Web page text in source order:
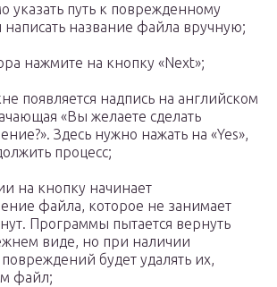
указать путь к поврежденному
название файла вручную;
нажмите на кнопку «Next»;
появляется надпись на английском
«Вы желаете сделать
Здесь нужно нажать на «Yes»,
процесс;
на кнопку начинает
файла, которое не занимает
Программы пытается вернуть
виде, но при наличии
будет удалять их,
файл;